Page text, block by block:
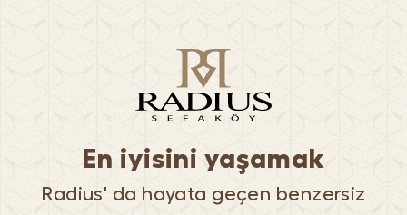
En iyisini yaşamak
Radius' da hayata geçen benzersiz